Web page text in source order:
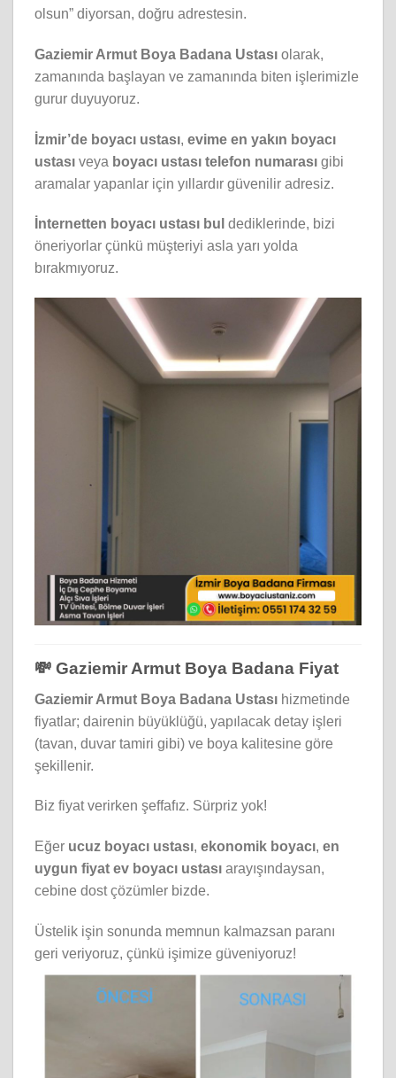
olsun” diyorsan, doğru adrestesin.
Gaziemir Armut Boya Badana Ustası olarak,
zamanında başlayan ve zamanında biten işlerimizle
gurur duyuyoruz.
İzmir’de boyacı ustası, evime en yakın boyacı
ustası veya boyacı ustası telefon numarası gibi
aramalar yapanlar için yıllardır güvenilir adresiz.
İnternetten boyacı ustası bul dediklerinde, bizi
öneriyorlar çünkü müşteriyi asla yarı yolda
bırakmıyoruz.
💸 Gaziemir Armut Boya Badana Fiyat
Gaziemir Armut Boya Badana Ustası hizmetinde
fiyatlar; dairenin büyüklüğü, yapılacak detay işleri
(tavan, duvar tamiri gibi) ve boya kalitesine göre
şekillenir.
Biz fiyat verirken şeffafız. Sürpriz yok!
Eğer ucuz boyacı ustası, ekonomik boyacı, en
uygun fiyat ev boyacı ustası arayışındaysan,
cebine dost çözümler bizde.
Üstelik işin sonunda memnun kalmazsan paranı
geri veriyoruz, çünkü işimize güveniyoruz!